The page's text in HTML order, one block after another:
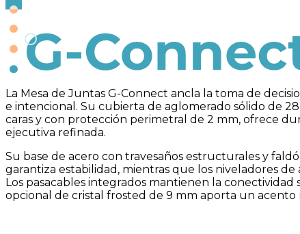
G-Connect
La Mesa de Juntas G-Connect ancla la toma de
e intencional. Su cubierta de aglomerado sólido de
caras y con protección perimetral de 2 mm, ofrece
ejecutiva refinada.
Su base de acero con travesaños estructurales y
garantiza estabilidad, mientras que los niveladores de
Los pasacables integrados mantienen la conectividad
opcional de cristal frosted de 9 mm aporta un acento